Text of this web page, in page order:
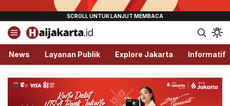
Haijakarta.id
Semua Tentang Jakarta Ada Disini!
News Layanan Publik Explore Jakarta Informatif